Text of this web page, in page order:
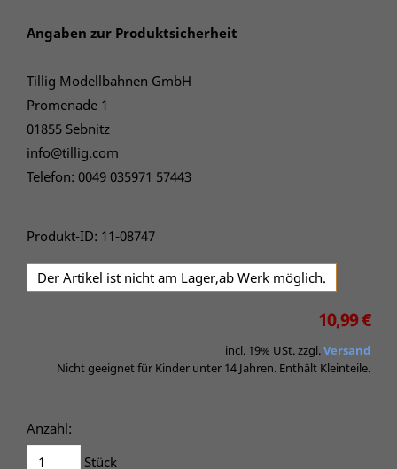
Angaben zur Produktsicherheit
Tillig Modellbahnen GmbH
Promenade 1
01855 Sebnitz
info@tillig.com
Telefon: 0049 035971 57443
Produkt-ID: 11-08747
Der Artikel ist nicht am Lager,ab Werk möglich.
10,99 €
incl. 19% USt. zzgl.Versand
Nicht geeignet für Kinder unter 14 Jahren. Enthält Kleinteile.
Anzahl:
Stück